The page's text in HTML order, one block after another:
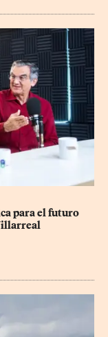
para el futuro